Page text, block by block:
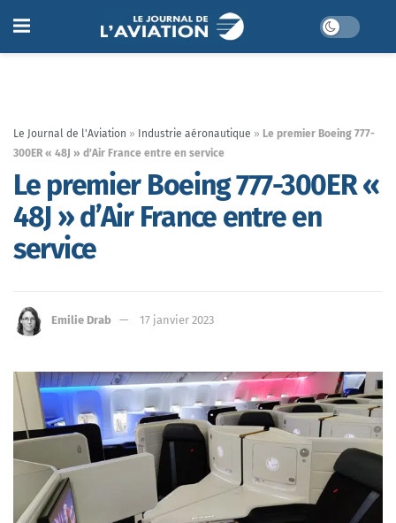
Le Journal de l'Aviation » Industrie aéronautique » Le premier Boeing 777-
300ER « 48J » d’Air France entre en service
Le premier Boeing 777-300ER «
48J » d’Air France entre en
service
Emilie Drab 17 janvier 2023